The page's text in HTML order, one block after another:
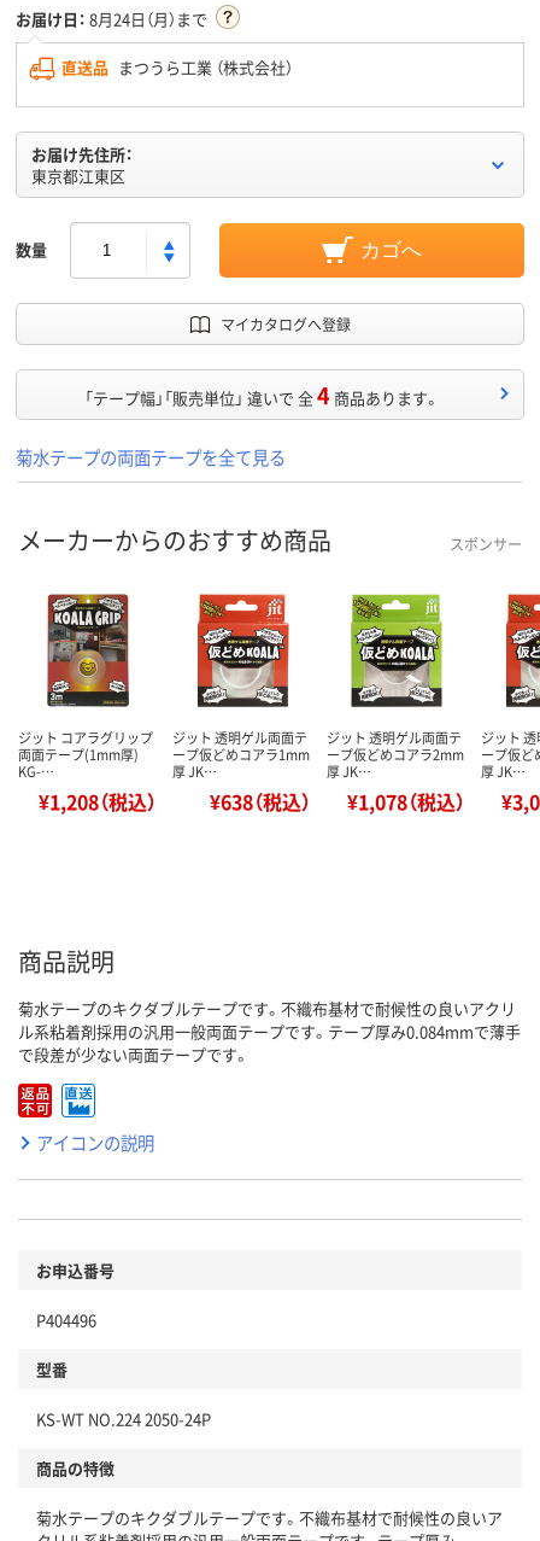
お届け日： 8月24日（月）まで
直送品 まつうら工業 （株式会社）
お届け先住所：
東京都江東区
数量 カゴへ
マイカタログへ登録
「テープ幅」「販売単位」 違いで 全4 商品あります。
菊水テープの両面テープを全て見る
メーカーからのおすすめ商品 スポンサー
ジット コアラグリップ
両面テープ(1mm厚)
KG-…
¥1,208（税込）
ジット 透明ゲル両面テ
ープ仮どめコアラ1mm
厚 JK…
¥638（税込）
ジット 透明ゲル両面テ
ープ仮どめコアラ2mm
厚 JK…
¥1,078（税込）
ジット
ープ仮ど
厚 JK…
商品説明
菊水テープのキクダブルテープです。不織布基材で耐候性の良いアクリ
ル系粘着剤採用の汎用一般両面テープです。テープ厚み0.084mmで薄手
で段差が少ない両面テープです。
アイコンの説明
お申込番号
P404496
型番
KS-WT NO.224 2050-24P
商品の特徴
菊水テープのキクダブルテープです。不織布基材で耐候性の良いア